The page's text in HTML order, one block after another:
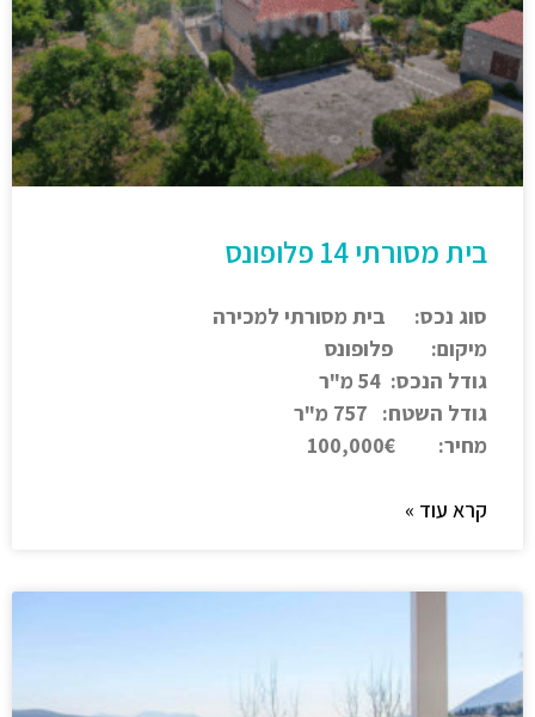
בית מסורתי 14 פלופונס
סוג נכס: בית מסורתי למכירה
מיקום: פלופונס
גודל הנכס: 54 מ"ר
גודל השטח: 757 מ"ר
מחיר: 100,000€
קרא עוד »